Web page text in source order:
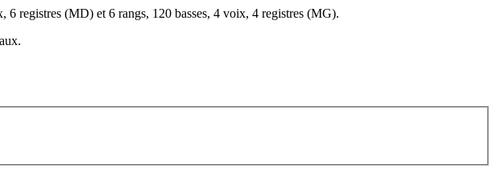
6 registres (MD) et 6 rangs, 120 basses, 4 voix, 4 registres (MG).